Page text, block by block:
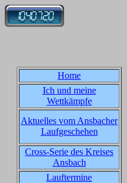
Home
Ich und meine
Wettkämpfe
Aktuelles vom Ansbacher
Laufgeschehen
Cross-Serie des Kreises
Ansbach
Lauftermine